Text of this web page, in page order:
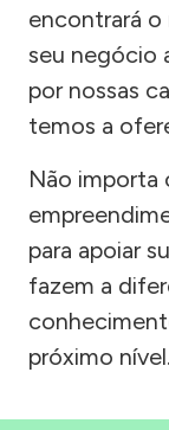
encontrará o
seu negócio
por nossas
temos a
Não importa
para apoiar
fazem a
próximo nível.